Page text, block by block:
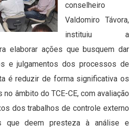
conselheiro
Valdomiro Távora,
instituiu a
elaborar ações que busquem dar
e julgamentos dos processos de
é reduzir de forma significativa os
âmbito do TCE-CE, com avaliação
dos trabalhos de controle externo
que deem presteza à análise e